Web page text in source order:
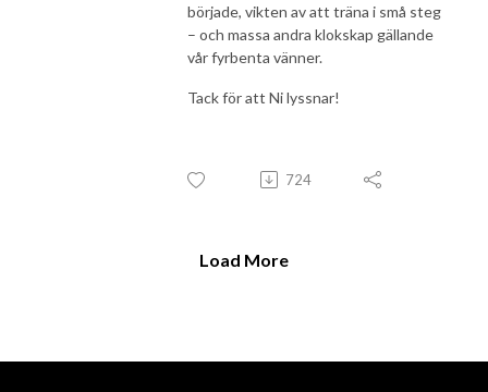
började, vikten av att träna i små steg
– och massa andra klokskap gällande
vår fyrbenta vänner.
Tack för att Ni lyssnar!
724
Load More